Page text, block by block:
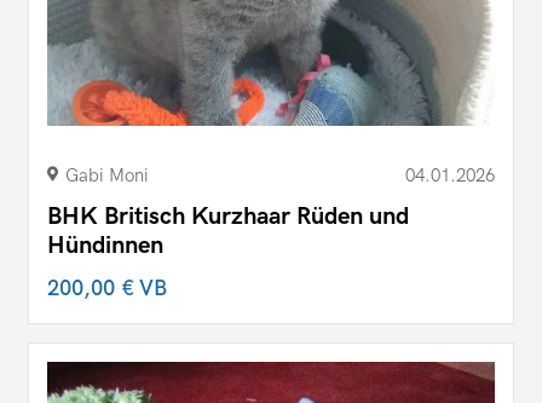
Gabi Moni 04.01.2026
BHK Britisch Kurzhaar Rüden und
Hündinnen
200,00 €VB